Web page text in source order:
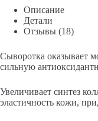
Описание
Детали
Отзывы (18)
Сыворотка оказывает
сильную
Увеличивает синтез
эластичность кожи,